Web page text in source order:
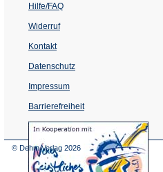
Hilfe/FAQ
Widerruf
Kontakt
Datenschutz
Impressum
Barrierefreiheit
in
© Dehm Verlag 2026